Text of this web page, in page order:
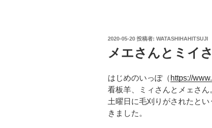
投
日:
2020-05-20 投稿者: WATASHIHAHITSUJI
メエさんとミイ
はじめのいっぽ（ https://
看板羊、ミィさんとメェさん
土曜日に毛刈りがされたと
きました。